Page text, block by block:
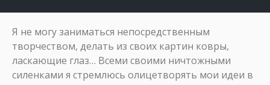
Я не могу заниматься непосредственным
творчеством, делать из своих картин ковры,
ласкающие глаз… Всеми своими ничтожными
силенками я стремлюсь олицетворять мои идеи в